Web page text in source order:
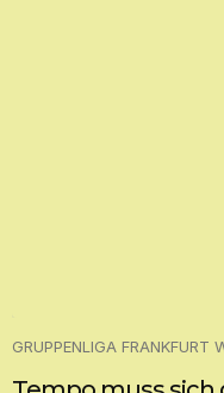
GRUPPENLIGA FRANKFURT